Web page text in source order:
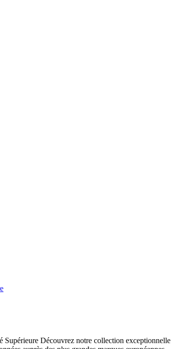
Supérieure Découvrez notre collection exceptionnelle